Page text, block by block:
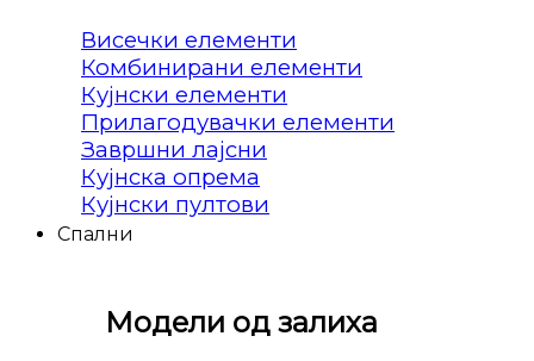
Висечки елементи
Комбинирани елементи
Кујнски елементи
Прилагодувачки елементи
Завршни лајсни
Кујнска опрема
Кујнски пултови
Спални
Модели од залиха